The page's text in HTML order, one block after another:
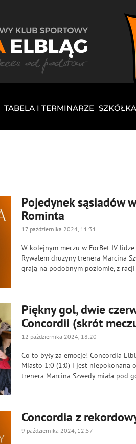
TABELA I TERMINARZE
Pojedynek sąsiadów
Rominta
17 października 2024, 11:31
W kolejnym meczu w ForBet IV
Rywalem drużyny trenera Marcina
grają na podobnym poziomie, z
Piękny gol, dwie
Concordii (skrót
12 października 2024, 18:20
Co to były za emocje! Concordia
Miasto 1:0 (1:0) i jest niepokonana
trenera Marcina Szwedy miała pod
Concordia z
9 października 2024, 12:57